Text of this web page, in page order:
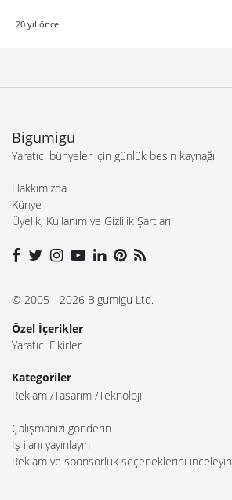
20 yıl önce
Bigumigu
Yaratıcı bünyeler için günlük besin kaynağı
Hakkımızda
Künye
Üyelik, Kullanım ve Gizlilik Şartları
© 2005 - 2026 Bigumigu Ltd.
Özel İçerikler
Yaratıcı Fikirler
Kategoriler
Reklam Tasarım Teknoloji
Çalışmanızı gönderin
İş ilanı yayınlayın
Reklam ve sponsorluk seçeneklerini inceleyin